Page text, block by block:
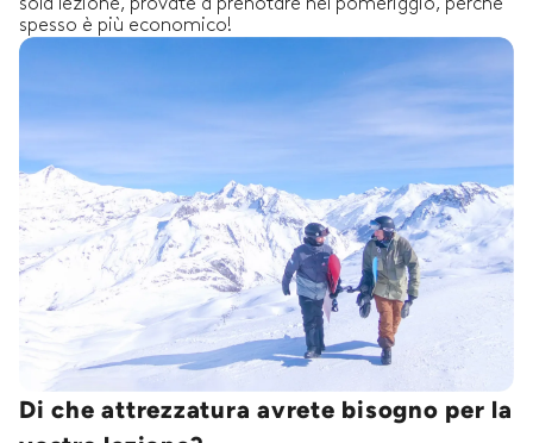
sola lezione, provate a prenotare nel pomeriggio, perché
spesso è più economico!
Di che attrezzatura avrete bisogno per la